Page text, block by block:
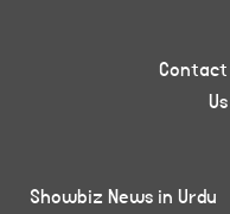
Contact
Us
Showbiz News in Urdu